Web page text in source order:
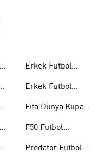
Erkek Futbol
Erkek Futbol
Fifa Dünya Kupası
F50 Futbol
Predator Futbol